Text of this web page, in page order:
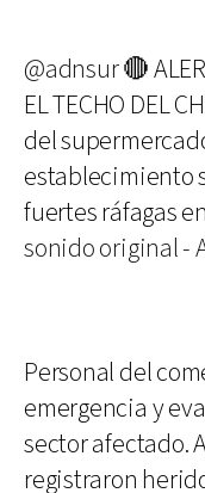
@adnsur🔴
EL TECHO DEL
del
establecimiento
fuertes ráfagas en
sonido original -
Personal del
emergencia y
sector afectado.
registraron